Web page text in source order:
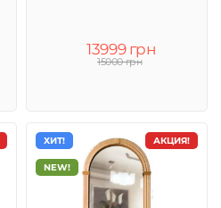
13999 грн
15000 грн
АКЦИЯ!
ХИТ!
NEW!